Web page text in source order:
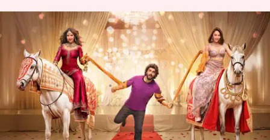
बॉक्स ऑफिस: 'मेरे हस्बैंड की बीवी'
का संघर्ष जारी, सातवें दिन रहा ऐसा
हाल
लेखन दीक्षा शर्मा Feb 28, 2025 09:48 am
क्या है खबर?